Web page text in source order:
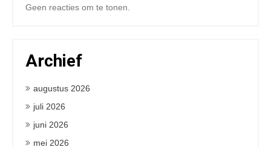
Geen reacties om te tonen.
Archief
augustus 2026
juli 2026
juni 2026
mei 2026